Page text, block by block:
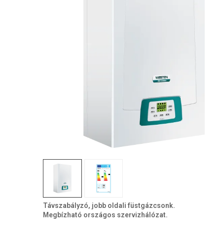
Távszabályzó, jobb oldali füstgázcsonk.
Megbízható országos szervizhálózat.